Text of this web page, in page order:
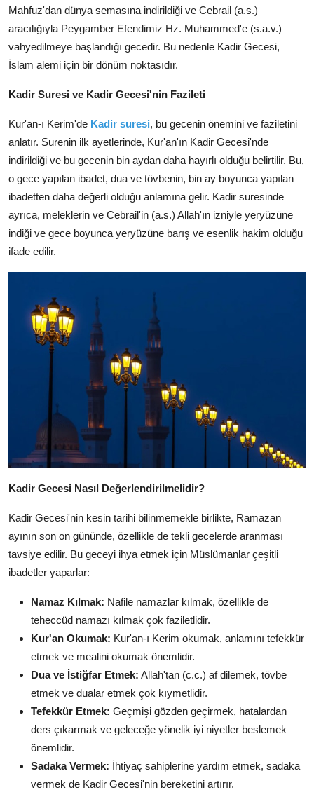
Mahfuz'dan dünya semasına indirildiği ve Cebrail (a.s.)
aracılığıyla Peygamber Efendimiz Hz. Muhammed'e (s.a.v.)
vahyedilmeye başlandığı gecedir. Bu nedenle Kadir Gecesi,
İslam alemi için bir dönüm noktasıdır.
Kadir Suresi ve Kadir Gecesi'nin Fazileti
Kur'an-ı Kerim'de Kadir suresi, bu gecenin önemini ve faziletini
anlatır. Surenin ilk ayetlerinde, Kur'an'ın Kadir Gecesi'nde
indirildiği ve bu gecenin bin aydan daha hayırlı olduğu belirtilir. Bu,
o gece yapılan ibadet, dua ve tövbenin, bin ay boyunca yapılan
ibadetten daha değerli olduğu anlamına gelir. Kadir suresinde
ayrıca, meleklerin ve Cebrail'in (a.s.) Allah'ın izniyle yeryüzüne
indiği ve gece boyunca yeryüzüne barış ve esenlik hakim olduğu
ifade edilir.
Kadir Gecesi Nasıl Değerlendirilmelidir?
Kadir Gecesi'nin kesin tarihi bilinmemekle birlikte, Ramazan
ayının son on gününde, özellikle de tekli gecelerde aranması
tavsiye edilir. Bu geceyi ihya etmek için Müslümanlar çeşitli
ibadetler yaparlar:
Namaz Kılmak: Nafile namazlar kılmak, özellikle de
teheccüd namazı kılmak çok faziletlidir.
Kur'an Okumak: Kur'an-ı Kerim okumak, anlamını tefekkür
etmek ve mealini okumak önemlidir.
Dua ve İstiğfar Etmek: Allah'tan (c.c.) af dilemek, tövbe
etmek ve dualar etmek çok kıymetlidir.
Tefekkür Etmek: Geçmişi gözden geçirmek, hatalardan
ders çıkarmak ve geleceğe yönelik iyi niyetler beslemek
önemlidir.
Sadaka Vermek: İhtiyaç sahiplerine yardım etmek, sadaka
vermek de Kadir Gecesi'nin bereketini artırır.